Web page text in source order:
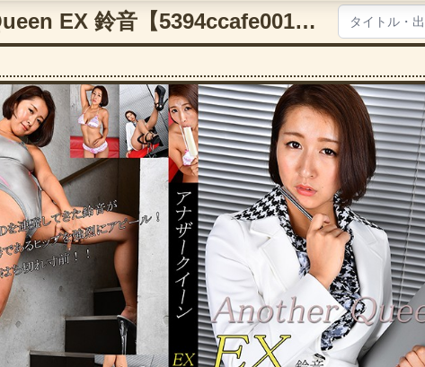
vol.44 Another Queen EX 鈴音【5394ccafe00138】